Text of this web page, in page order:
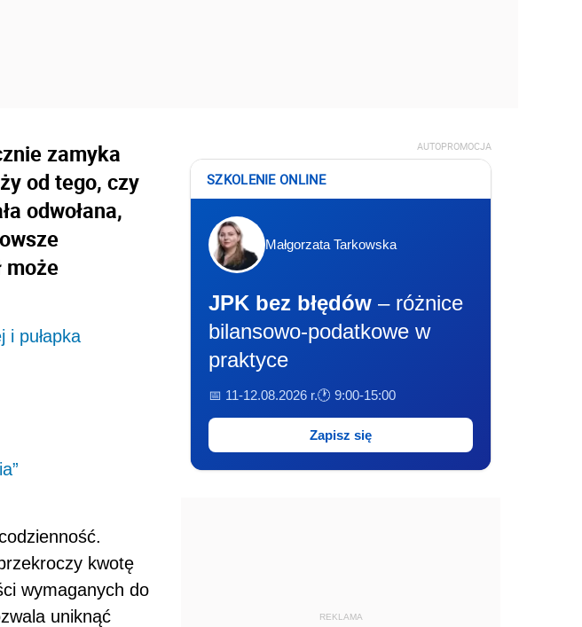
zamyka
od tego, czy
odwołana,
może
i pułapka
kwotę
wymaganych do
uniknąć
AUTOPROMOCJA
SZKOLENIE ONLINE
Małgorzata Tarkowska
JPK bez błędów – różnice
bilansowo-podatkowe w
praktyce
📅 11-12.08.2026 r.🕐 9:00-15:00
Zapisz się
REKLAMA